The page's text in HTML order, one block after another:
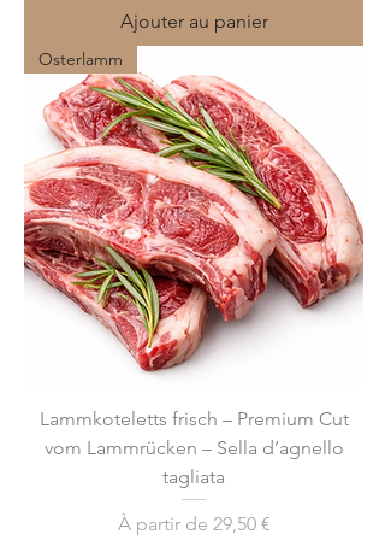
Ajouter au panier
Osterlamm
Lammkoteletts frisch – Premium Cut
vom Lammrücken – Sella d’agnello
tagliata
À partir de 29,50 €
Prix promotionnel